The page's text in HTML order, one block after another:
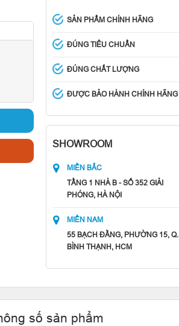
SẢN PHẨM CHÍNH HÃNG
ĐÚNG TIÊU CHUẨN
ĐÚNG CHẤT LƯỢNG
ĐƯỢC BẢO HÀNH CHÍNH HÃNG
SHOWROOM
MIỀN BẮC
TẦNG 1 NHÀ B - SỐ 352 GIẢI
PHÓNG, HÀ NỘI
MIỀN NAM
55 BẠCH ĐẰNG, PHƯỜNG 15, Q.
BÌNH THẠNH, HCM
số sản phẩm